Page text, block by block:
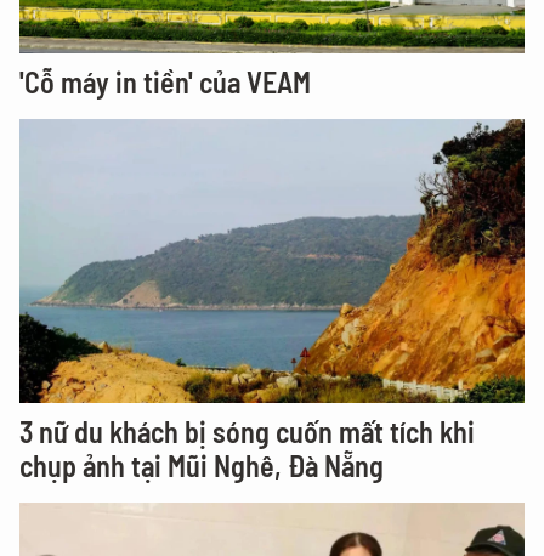
'Cỗ máy in tiền' của VEAM
3 nữ du khách bị sóng cuốn mất tích khi
chụp ảnh tại Mũi Nghê, Đà Nẵng